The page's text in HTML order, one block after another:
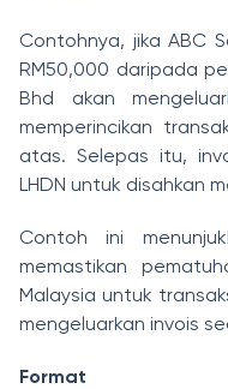
Contohnya, jika ABC
RM50,000 daripada
Bhd akan
memperincikan
atas. Selepas itu,
LHDN untuk disahkan
Contoh ini
memastikan
Malaysia untuk
mengeluarkan invois
Format